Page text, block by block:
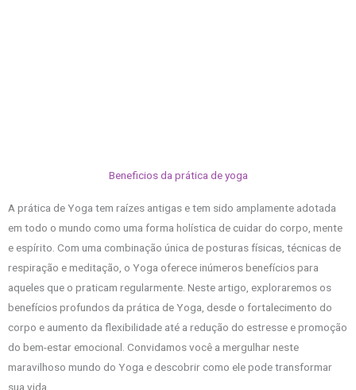
Beneficios da prática de yoga
A prática de Yoga tem raízes antigas e tem sido amplamente adotada
em todo o mundo como uma forma holística de cuidar do corpo, mente
e espírito. Com uma combinação única de posturas físicas, técnicas de
respiração e meditação, o Yoga oferece inúmeros benefícios para
aqueles que o praticam regularmente. Neste artigo, exploraremos os
benefícios profundos da prática de Yoga, desde o fortalecimento do
corpo e aumento da flexibilidade até a redução do estresse e promoção
do bem-estar emocional. Convidamos você a mergulhar neste
maravilhoso mundo do Yoga e descobrir como ele pode transformar
sua vida.